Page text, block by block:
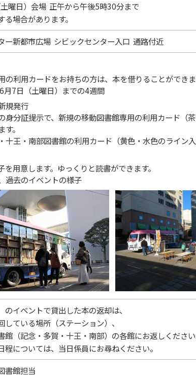
曜日）会場 正午から午後5時30分まで
場合があります。
ー新都市広場 シビックセンター入口 通路付近
の利用カードをお持ちの方は、本を借りることができま
7日（土曜日）までの4週間
規発行
身分証提示で、新規の移動図書館専用の利用カード（
。
王・南部図書館の利用カード（黄色・水色のライン入
を用意します。ゆっくりと読書ができます。
過去のイベントの様子
イベントで貸出した本の返却は、
ている場所（ステーション）、
館（記念・多賀・十王・南部）の各館にお返しください
については、当日係員にお尋ねください。
書館担当